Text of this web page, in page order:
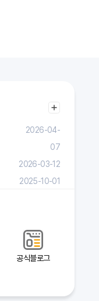
2026-04-
07
2026-03-12
2025-10-01
공식블로그